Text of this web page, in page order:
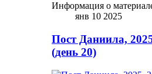
Информация о
янв 10 2025
Пост Даниила,
(день 20)